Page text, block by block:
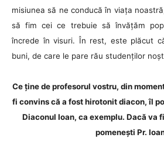
misiunea să ne conducă în viața
să fim cei ce trebuie să învățăm
încrede în visuri. În rest, este plăcut
buni, de care le pare rău studenților
Ce ține de profesorul vostru, din
fi convins că a fost hirotonit diacon, îl
Diaconul Ioan, ca exemplu. Dacă va
pomenești Pr.